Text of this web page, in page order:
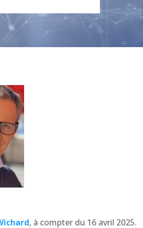
, à compter du 16 avril 2025.